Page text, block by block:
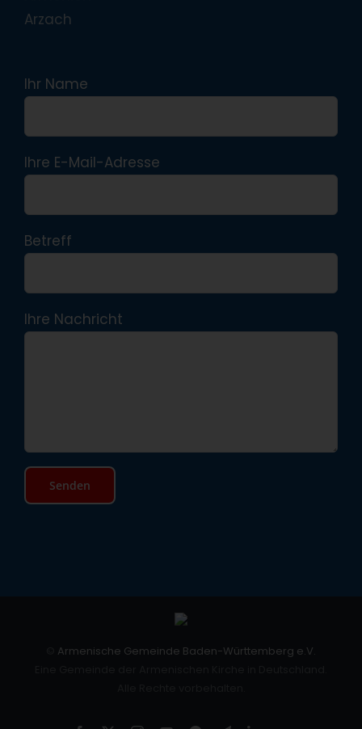
Arzach
Ihr Name
Ihre E-Mail-Adresse
Betreff
Ihre Nachricht
Armenische Gemeinde Baden-Württemberg e.V.